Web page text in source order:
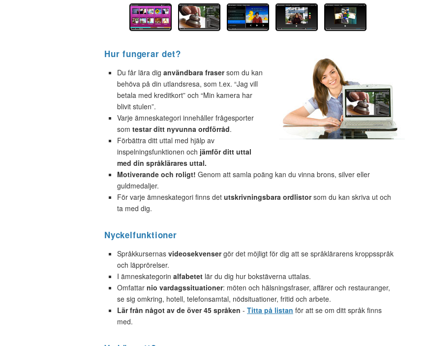
Hur fungerar det?
Du får lära dig användbara frasersom du kan
behöva på din utlandsresa, som t.ex. “Jag vill
betala med kreditkort” och “Min kamera har
blivit stulen”.
Varje ämneskategori innehåller frågesporter
som testar ditt nyvunna ordförråd.
Förbättra ditt uttal med hjälp av
inspelningsfunktionen och jämför ditt uttal
med din språklärares uttal.
Motiverande och roligt! Genom att samla poäng kan du vinna brons, silver eller
guldmedaljer.
För varje ämneskategori finns det utskrivningsbara ordlistorsom du kan skriva ut och
ta med dig.
Nyckelfunktioner
Språkkursernas videosekvensergör det möjligt för dig att se språklärarens kroppsspråk
och läpprörelser.
I ämneskategorin alfabetet lär du dig hur bokstäverna uttalas.
Omfattar nio vardagssituationer: möten och hälsningsfraser, affärer och restauranger,
se sig omkring, hotell, telefonsamtal, nödsituationer, fritid och arbete.
Lär från något av de över 45 språken - Titta på listan för att se om ditt språk finns
med.